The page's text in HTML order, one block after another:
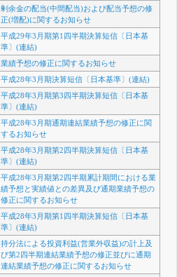
剰余金の配当(中間配当)および配当予想の修
正(増配)に関するお知らせ
平成29年3月期第1四半期決算短信〔日本基
準〕(連結)
業績予想の修正に関するお知らせ
平成28年3月期決算短信〔日本基準〕(連結)
平成28年3月期第3四半期決算短信〔日本基
準〕(連結)
平成28年3月期通期連結業績予想の修正に関
するお知らせ
平成28年3月期第2四半期決算短信〔日本基
準〕(連結)
平成28年3月期第2四半期累計期間における業
績予想と実績値との差異及び通期業績予想の
修正に関するお知らせ
平成28年3月期第1四半期決算短信〔日本基
準〕(連結)
持分法による投資利益(営業外収益)の計上及
び第2四半期連結業績予想の修正並びに通期
連結業績予想の修正に関するお知らせ